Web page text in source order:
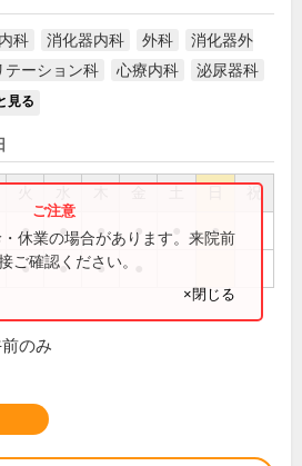
内科 消化器内科 外科
消化器外
テーション科 心療内科
泌尿器科
見る
祝
● ● ● ● ●
● ● ●
休業の場合があります。来院前
ご確認ください。
×閉じる
のみ